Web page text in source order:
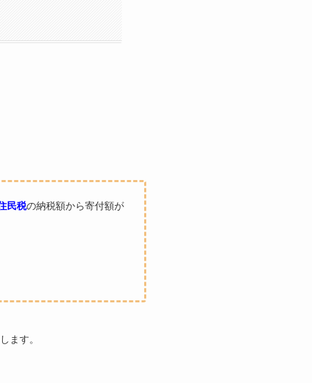
民税の納税額から寄付額が
ます。